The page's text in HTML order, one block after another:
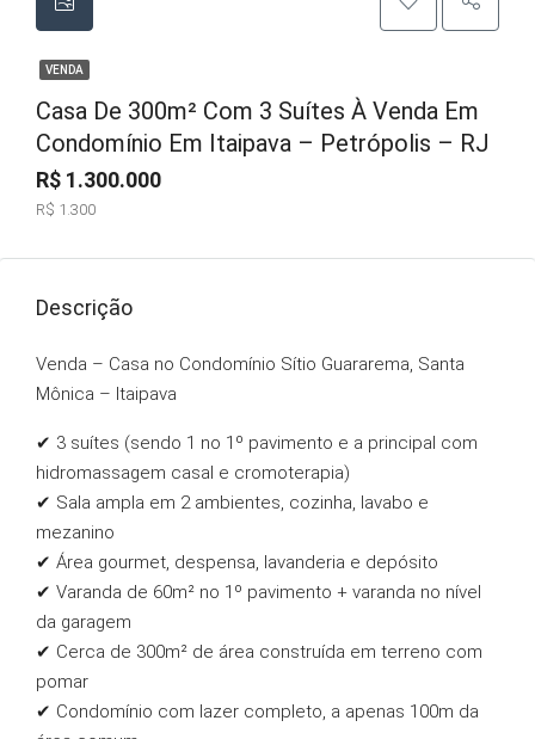
VENDA
Casa De 300m² Com 3 Suítes À Venda Em
Condomínio Em Itaipava – Petrópolis – RJ
R$ 1.300.000
R$ 1.300
Descrição
Venda – Casa no Condomínio Sítio Guararema, Santa
Mônica – Itaipava
✔ 3 suítes (sendo 1 no 1º pavimento e a principal com
hidromassagem casal e cromoterapia)
✔ Sala ampla em 2 ambientes, cozinha, lavabo e
mezanino
✔ Área gourmet, despensa, lavanderia e depósito
✔ Varanda de 60m² no 1º pavimento + varanda no nível
da garagem
✔ Cerca de 300m² de área construída em terreno com
pomar
✔ Condomínio com lazer completo, a apenas 100m da